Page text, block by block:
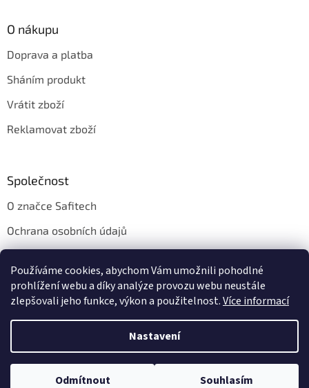
Používáme cookies, abychom Vám umožnili pohodlné
prohlížení webu a díky analýze provozu webu neustále
zlepšovali jeho funkce, výkon a použitelnost.Více informací
Nastavení
Odmítnout Souhlasím
O nákupu
Doprava a platba
Sháním produkt
Vrátit zboží
Reklamovat zboží
Společnost
O značce Safitech
Ochrana osobních údajů
Kontakt
Vytvořil Shoptet
Copyright 2026Safitech.cz . Všechna práva vyhrazena.